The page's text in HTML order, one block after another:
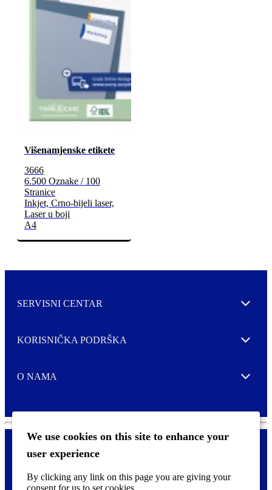
We use cookies on this site to enhance your
user experience
By clicking any link on this page you are giving your
consent for us to set cookies.
Višenamjenske etikete
3666
6.500 Oznake / 100
Stranice
Inkjet, Crno-bijeli laser,
Laser u boji
A4
SERVISNI CENTAR Expand
KORISNIČKA PODRŠKA Expand
O NAMA Expand
o
Pravne i tzv. Cookie obavijesti